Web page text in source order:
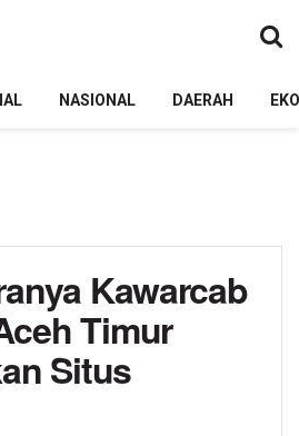
NASIONAL DAERAH
Kawarcab
Timur
Situs